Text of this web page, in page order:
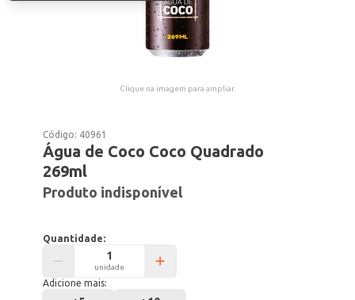
Clique na imagem para ampliar.
Código: 40961
Água de Coco Coco Quadrado
269ml
Produto indisponível
Quantidade:
unidade
Adicione mais: